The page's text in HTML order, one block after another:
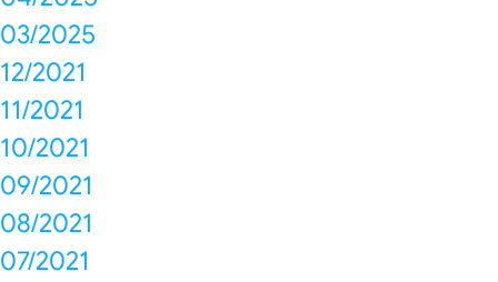
03/2025
12/2021
11/2021
10/2021
09/2021
08/2021
07/2021